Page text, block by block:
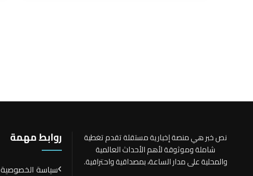
نص خبر هي منصة إخبارية مستقلة تقدم تغطية
شاملة وموثوقة لأهم الأحداث العالمية
والمحلية على مدار الساعة، بمصداقية واحترافية.
روابط مهمة
سياسة الخصوصية